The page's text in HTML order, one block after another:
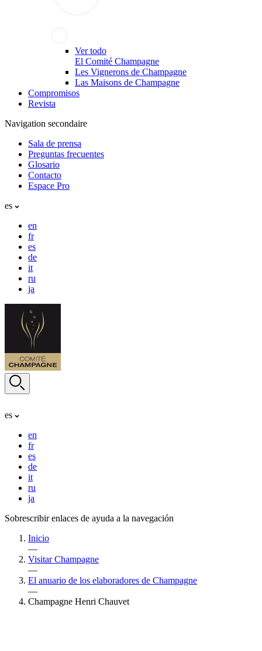
Ver todo
El Comité Champagne
Les Vignerons de Champagne
Las Maisons de Champagne
Compromisos
Revista
Navigation secondaire
Sala de prensa
Preguntas frecuentes
Glosario
Contacto
Espace Pro
es
en
fr
es
de
it
ru
ja
es
en
fr
es
de
it
ru
ja
Sobrescribir enlaces de ayuda a la navegación
Inicio
—
Visitar Champagne
—
El anuario de los elaboradores de Champagne
—
Champagne Henri Chauvet